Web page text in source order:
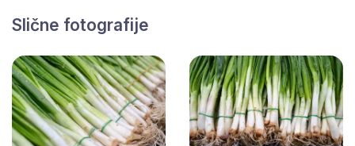
Slične fotografije